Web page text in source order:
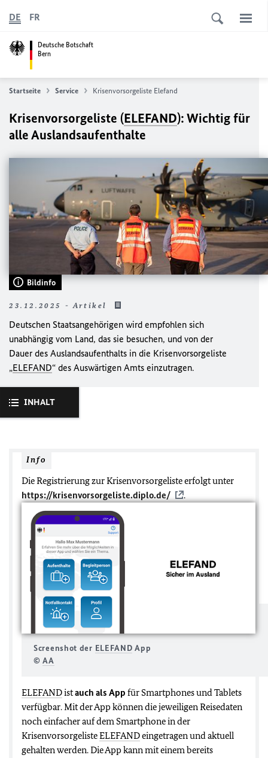
Deutsche Botschaft
Bern
DE FR
Startseite Service Krisenvorsorgeliste Elefand
Krisenvorsorgeliste (ELEFAND): Wichtig für
alle Auslandsaufenthalte
Bildinfo
23.12.2025 - Artikel
Deutschen Staatsangehörigen wird empfohlen sich
unabhängig vom Land, das sie besuchen, und von der
Dauer des Auslandsaufenthalts in die Krisenvorsorgeliste
„ELEFAND“ des Auswärtigen Amts einzutragen.
INHALT
Info
Die Registrierung zur Krisenvorsorgeliste erfolgt unter
https://krisenvorsorgeliste.diplo.de/
.
Screenshot der ELEFAND App
©AA
ELEFANDistauch als App für Smartphones und Tablets
verfügbar. Mit der App können die jeweiligen Reisedaten
noch einfacher auf dem Smartphone in der
KrisenvorsorgelisteELEFANDeingetragen und aktuell
gehalten werden. Die App kann mit einem bereits